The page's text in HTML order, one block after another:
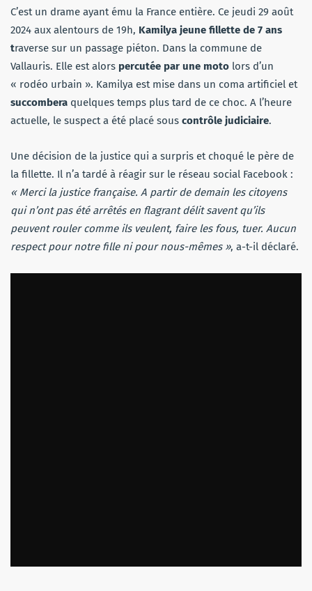
C’est un drame ayant ému la France entière. Ce jeudi 29 août
2024 aux alentours de 19h, Kamilya jeune fillette de 7 ans
traverse sur un passage piéton. Dans la commune de
Vallauris. Elle est alors percutée par une moto lors d’un
« rodéo urbain ». Kamilya est mise dans un coma artificiel et
succombera quelques temps plus tard de ce choc. A l’heure
actuelle, le suspect a été placé sous contrôle judiciaire.
Une décision de la justice qui a surpris et choqué le père de
la fillette. Il n’a tardé à réagir sur le réseau social Facebook :
« Merci la justice française. A partir de demain les citoyens
qui n’ont pas été arrêtés en flagrant délit savent qu’ils
peuvent rouler comme ils veulent, faire les fous, tuer. Aucun
respect pour notre fille ni pour nous-mêmes », a-t-il déclaré.